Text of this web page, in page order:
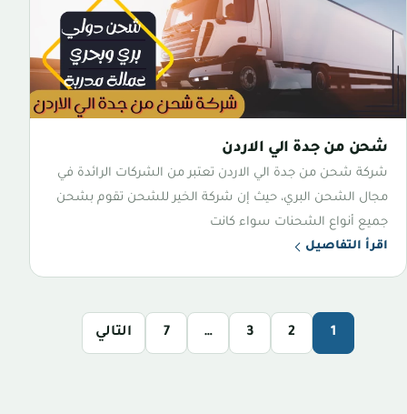
شحن من جدة الي الاردن
شركة شحن من جدة الي الاردن تعتبر من الشركات الرائدة في
مجال الشحن البري، حيث إن شركة الخير للشحن تقوم بشحن
جميع أنواع الشحنات سواء كانت
اقرأ التفاصيل
1
2
3
…
7 التالي